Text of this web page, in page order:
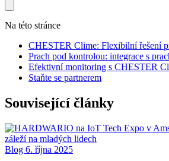
Na této stránce
CHESTER Clime: Flexibilní řešení
Prach pod kontrolou: integrace s
Efektivní monitoring s CHESTER
Staňte se partnerem
Související články
Blog 6. října 2025